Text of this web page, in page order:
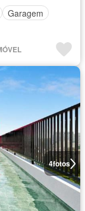
Garagem
4fotos